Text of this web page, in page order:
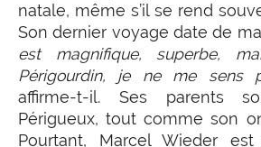
natale, même s’il se rend
Son dernier voyage date de
est magnifique, superbe,
Périgourdin, je ne me sens
affirme-t-il. Ses parents
Périgueux, tout comme son
Pourtant, Marcel Wieder est